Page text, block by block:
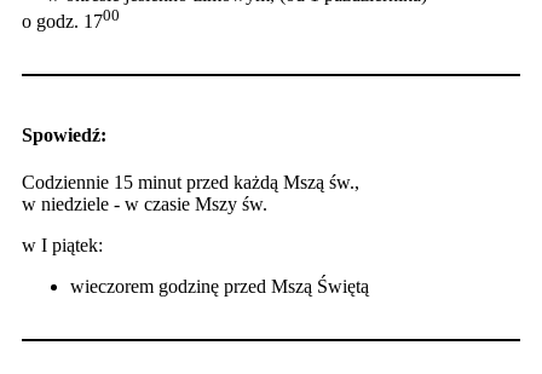
o godz. 1700
Spowiedź:
Codziennie 15 minut przed każdą Mszą św.,
w niedziele - w czasie Mszy św.
w I piątek:
wieczorem godzinę przed Mszą Świętą